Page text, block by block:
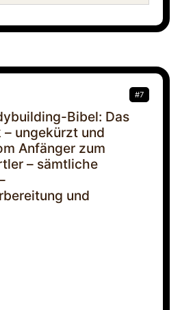
#7
Bibel: Das
ungekürzt und
Anfänger zum
– sämtliche
und